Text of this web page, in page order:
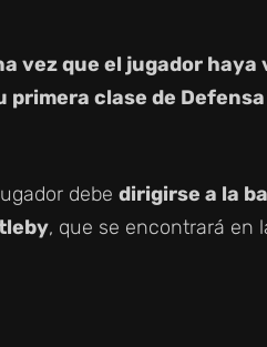
vez que el jugador haya
primera clase de
debe dirigirse a la
, que se encontrará en